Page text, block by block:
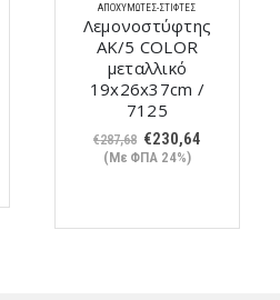
ΑΠΟΧΥΜΩΤΈΣ-ΣΤΊΦΤΕΣ
Λεμονοστύφτης
AK/5 COLOR
μεταλλικό
19x26x37cm /
7125
€287,68 Original
price
€230,64Η
(Με ΦΠΑ 24%)